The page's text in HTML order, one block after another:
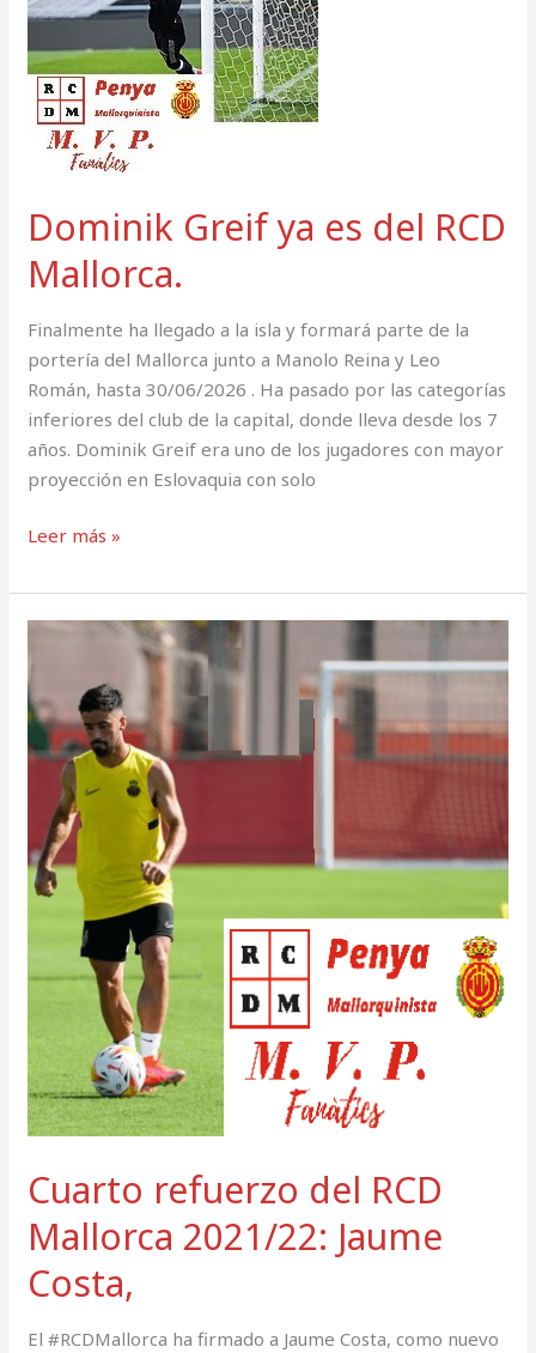
Dominik Greif ya es del RCD
Mallorca.
Finalmente ha llegado a la isla y formará parte de la
portería del Mallorca junto a Manolo Reina y Leo
Román, hasta 30/06/2026 . Ha pasado por las categorías
inferiores del club de la capital, donde lleva desde los 7
años. Dominik Greif era uno de los jugadores con mayor
proyección en Eslovaquia con solo
es
del
RCD
Mallorca.
Leer más »
Cuarto refuerzo del RCD
Mallorca 2021/22: Jaume
Costa,
El #RCDMallorca ha firmado a Jaume Costa, como nuevo
Cuarto
refuerzo
del
RCD
Mallorca
2021/22:
Jaume
Costa,